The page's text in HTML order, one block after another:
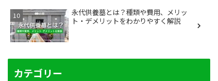
永代供養墓とは？種類や費用、メリッ
ト・デメリットをわかりやすく解説
カテゴリー